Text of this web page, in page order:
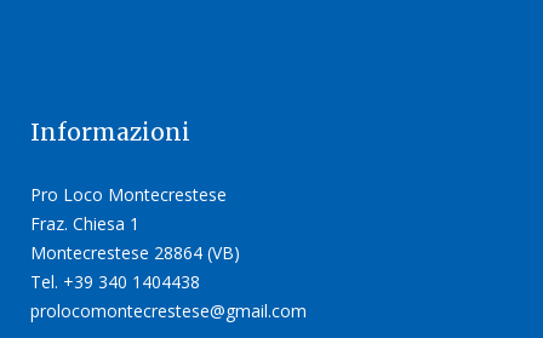
Informazioni
Pro Loco Montecrestese
Fraz. Chiesa 1
Montecrestese 28864 (VB)
Tel. +39 340 1404438
prolocomontecrestese@gmail.com